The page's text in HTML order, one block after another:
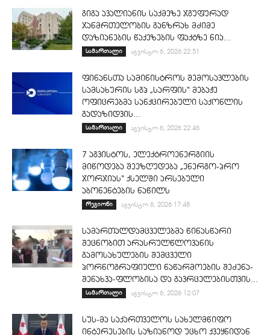
გიგა ავალიანის საქმეზე ჯგუფურად
ჯანმრთელობის განზრახ მძიმე
დაზიანების წაქეზების ფაქტზე ნია...
სამართალი აგვისტო 6, 2026 22:51
ფინანსთა სამინისტროს შემოსავლების
სამსახურის სგპ „სარფის“ მებაჟე
ოფიცრებმა სანქცირებული საქონლის
გადაზიდვის...
სამართალი აგვისტო 6, 2026 22:46
7 აგვისტოს, ელექტროენერგიის
მიწოდება შეეზღუდება „ენერგო-პრო
ჯორჯიას“ ქსელში არსებული
აბონენტების ნაწილს
რეგიონი აგვისტო 6, 2026 17:48
სამართალდამცველებმა წინასწარი
შეცნობით არასრულწლოვანის
გამოსახულების შემცველი
პორნოგრაფიული ნაწარმოების შეძენა-
შენახვა-ფლობისა და გავრცელებისთვის...
სამართალი აგვისტო 6, 2026 12:07
სუს-მა საქართველოს სახელმწიფო
ინტერესების საზიანოდ უცხო ქვეყნიდან